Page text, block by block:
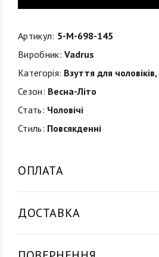
Артикул: 5-M-698-145
Виробник: Vadrus
Категорія: Взуття для чоловіків,
Сезон: Весна-Літо
Стать: Чоловічі
Стиль: Повсякденні
ОПЛАТА
ДОСТАВКА